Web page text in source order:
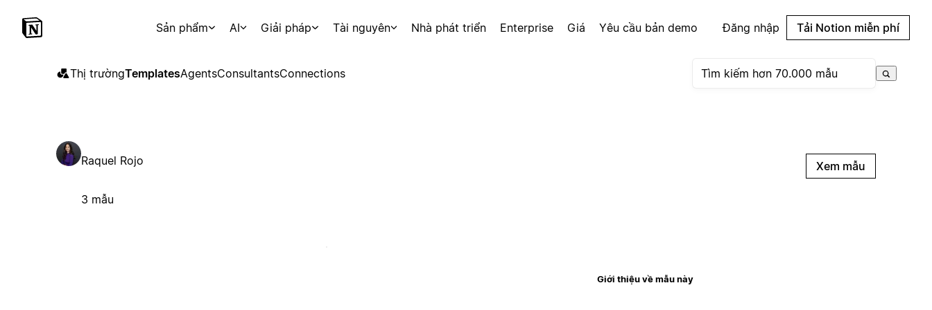
Sản phẩm AI Giải pháp Tài nguyên Nhà phát triển Enterprise Giá Yêu cầu bản demo Đăng nhập Tải Notion miễn phí
Thị trườngTemplatesAgentsConsultantsConnections
Raquel Rojo
3 mẫu
Xem mẫu
Giới thiệu về mẫu này